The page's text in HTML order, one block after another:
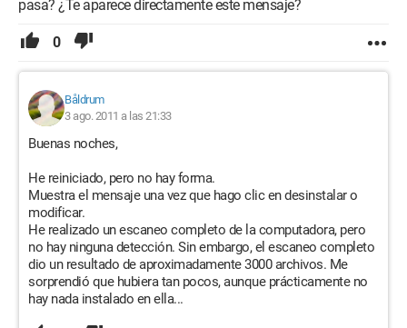
pasa? ¿Te aparece directamente este mensaje?
0
Båldrum
3 ago. 2011 a las 21:33
Buenas noches,
He reiniciado, pero no hay forma.
Muestra el mensaje una vez que hago clic en desinstalar o
modificar.
He realizado un escaneo completo de la computadora, pero
no hay ninguna detección. Sin embargo, el escaneo completo
dio un resultado de aproximadamente 3000 archivos. Me
sorprendió que hubiera tan pocos, aunque prácticamente no
hay nada instalado en ella...